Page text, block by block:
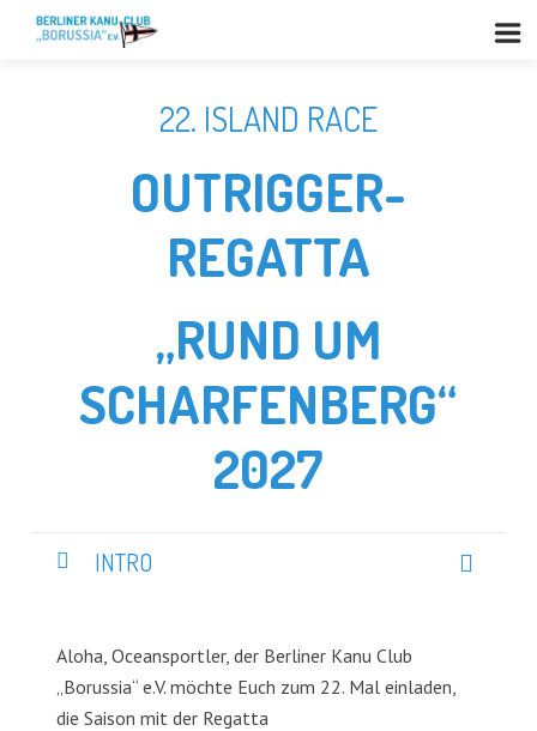
22. ISLAND RACE
OUTRIGGER-
REGATTA
„RUND UM
SCHARFENBERG“
2027
INTRO
Aloha, Oceansportler, der Berliner Kanu Club
„Borussia“ e.V. möchte Euch zum 22. Mal einladen,
die Saison mit der Regatta